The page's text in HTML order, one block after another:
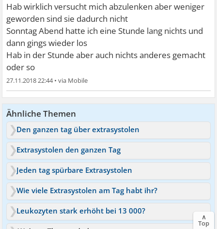
Hab wirklich versucht mich abzulenken aber weniger
geworden sind sie dadurch nicht
Sonntag Abend hatte ich eine Stunde lang nichts und
dann gings wieder los
Hab in der Stunde aber auch nichts anderes gemacht
oder so
27.11.2018 22:44•
Ähnliche Themen
Den ganzen tag über extrasystolen
Extrasystolen den ganzen Tag
Jeden tag spürbare Extrasystolen
Wie viele Extrasystolen am Tag habt ihr?
Leukozyten stark erhöht bei 13 000?
∧
Top